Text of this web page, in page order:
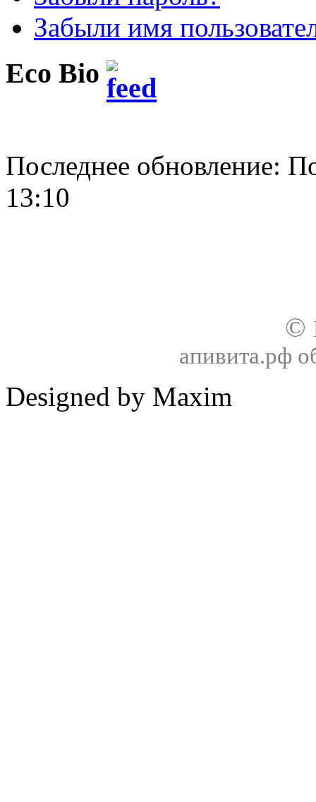
Забыли имя
Eco Bio
Последнее обновление:
13:10
©
апивита.рф
Designed by Maxim